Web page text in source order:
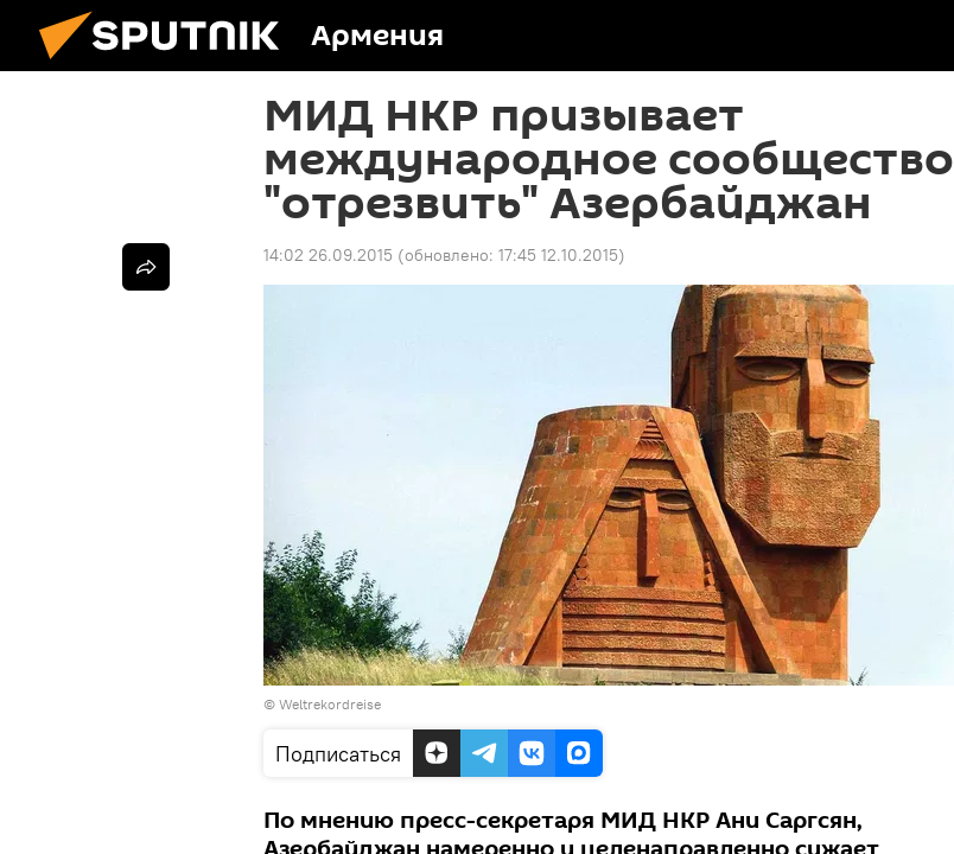
Армения
МИД НКР призывает
международное сообщество
"отрезвить" Азербайджан
14:02 26.09.2015 (обновлено: 17:45 12.10.2015)
© Weltrekordreise
Подписаться
По мнению пресс-секретаря МИД НКР Ани Саргсян,